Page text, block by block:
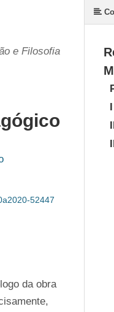
e Filosofia
52447
O presente texto toma o Prólogo da obra
I